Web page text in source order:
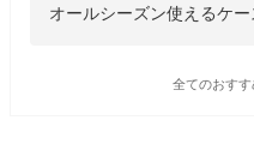
オールシーズン使えるケー
全てのおすす